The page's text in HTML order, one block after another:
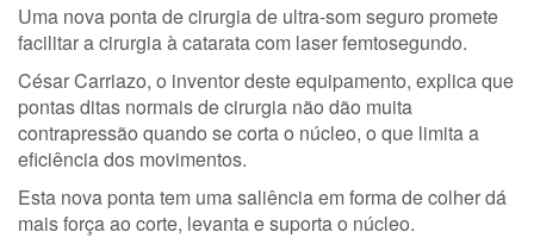
Uma nova ponta de cirurgia de ultra-som seguro promete
facilitar a cirurgia à catarata com laser femtosegundo.
César Carriazo, o inventor deste equipamento, explica que
pontas ditas normais de cirurgia não dão muita
contrapressão quando se corta o núcleo, o que limita a
eficiência dos movimentos.
Esta nova ponta tem uma saliência em forma de colher dá
mais força ao corte, levanta e suporta o núcleo.